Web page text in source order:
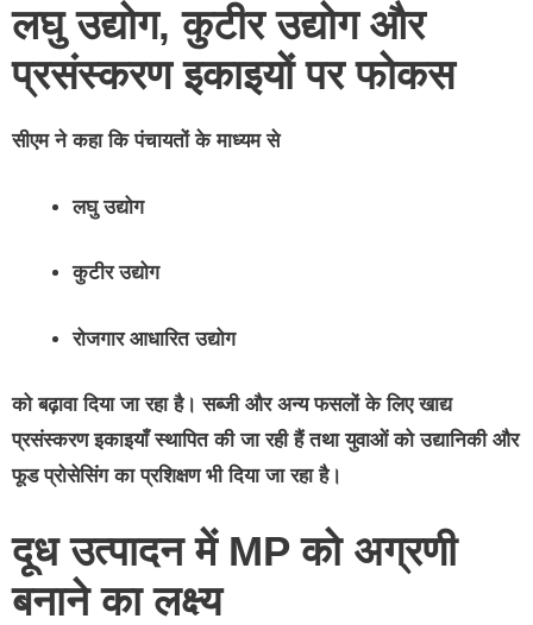
लघु उद्योग, कुटीर उद्योग और
प्रसंस्करण इकाइयों पर फोकस
सीएम ने कहा कि पंचायतों के माध्यम से
लघु उद्योग
कुटीर उद्योग
रोजगार आधारित उद्योग
को बढ़ावा दिया जा रहा है। सब्जी और अन्य फसलों के लिए खाद्य
प्रसंस्करण इकाइयाँ स्थापित की जा रही हैं तथा युवाओं को उद्यानिकी और
फूड प्रोसेसिंग का प्रशिक्षण भी दिया जा रहा है।
दूध उत्पादन में MP को अग्रणी
बनाने का लक्ष्य